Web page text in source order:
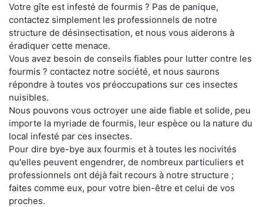
Votre gîte est infesté de fourmis ? Pas de panique,
contactez simplement les professionnels de notre
structure de désinsectisation, et nous vous aiderons à
éradiquer cette menace.
Vous avez besoin de conseils fiables pour lutter contre les
fourmis ? contactez notre société, et nous saurons
répondre à toutes vos préoccupations sur ces insectes
nuisibles.
Nous pouvons vous octroyer une aide fiable et solide, peu
importe la myriade de fourmis, leur espèce ou la nature du
local infesté par ces insectes.
Pour dire bye-bye aux fourmis et à toutes les nocivités
qu'elles peuvent engendrer, de nombreux particuliers et
professionnels ont déjà fait recours à notre structure ;
faites comme eux, pour votre bien-être et celui de vos
proches.